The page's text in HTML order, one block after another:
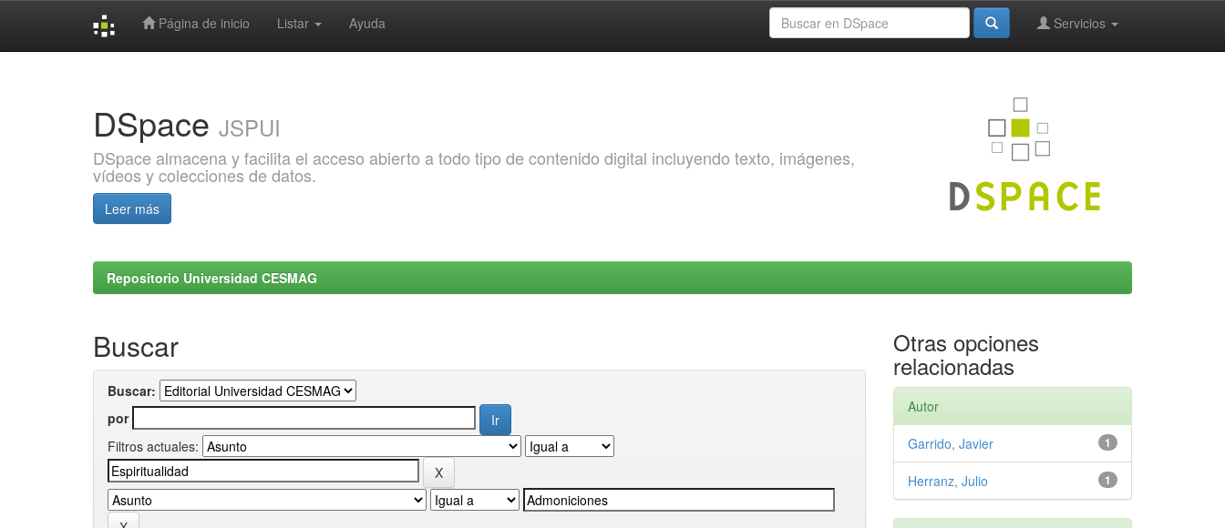
Página de inicio Listar Ayuda Servicios
DSpace JSPUI
DSpace almacena y facilita el acceso abierto a todo tipo de contenido digital incluyendo texto, imágenes,
vídeos y colecciones de datos.
Leer más
Repositorio Universidad CESMAG
Buscar
Buscar:
por
Filtros actuales:
Otras opciones
relacionadas
Autor
1
Garrido, Javier
1
Herranz, Julio